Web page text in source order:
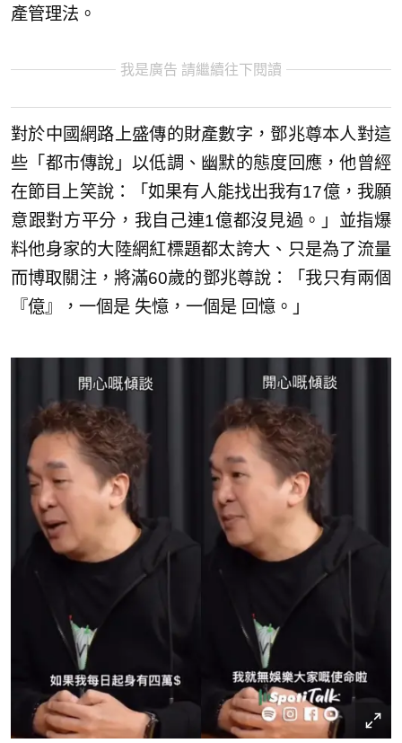
產管理法。
我是廣告 請繼續往下閱讀
對於中國網路上盛傳的財產數字，鄧兆尊本人對這
些「都市傳說」以低調、幽默的態度回應，他曾經
在節目上笑說：「如果有人能找出我有17億，我願
意跟對方平分，我自己連1億都沒見過。」並指爆
料他身家的大陸網紅標題都太誇大、只是為了流量
而博取關注，將滿60歲的鄧兆尊說：「我只有兩個
『億』，一個是 失憶，一個是 回憶。」